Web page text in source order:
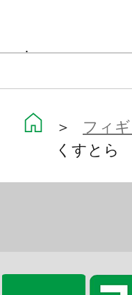
・髪飾り
「はんなりせ
製品にキュー
＞ フィ
くすとら